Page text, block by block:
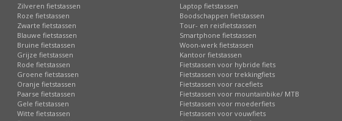
Zilveren fietstassen
Roze fietstassen
Zwarte fietstassen
Blauwe fietstassen
Bruine fietstassen
Grijze fietstassen
Rode fietstassen
Groene fietstassen
Oranje fietstassen
Paarse fietstassen
Gele fietstassen
Witte fietstassen
Laptop fietstassen
Boodschappen fietstassen
Tour- en reisfietstassen
Smartphone fietstassen
Woon-werk fietstassen
Kantoor fietstassen
Fietstassen voor hybride fiets
Fietstassen voor trekkingfiets
Fietstassen voor racefiets
Fietstassen voor mountainbike/ MTB
Fietstassen voor moederfiets
Fietstassen voor vouwfiets